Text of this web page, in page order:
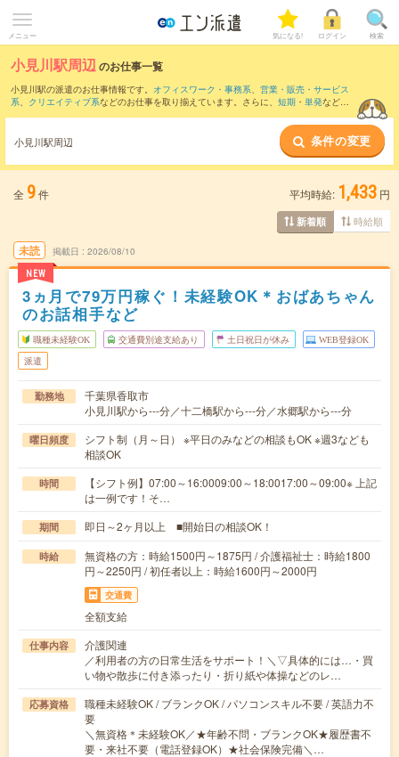
メニュー 気になる! ログイン 検索
小見川駅周辺のお仕事一覧
小見川駅の派遣のお仕事情報です。 オフィスワーク・事務系、 営業・販売・サービス
系、 クリエイティブ系などのお仕事を取り揃えています。さらに、 短期 ・ 単発などの
また、鹿島神宮駅
など近隣駅のお仕事もご
確認いただけます。
小見川駅周辺 条件の変更
全 9件 平均時給: 1,433 円
新着順 時給順
未読
NEW
掲載日 2026/08/10
3ヵ月で79万円稼ぐ！未経験OK＊おばあちゃん
のお話相手など
職種未経験OK 交通費別途支給あり 土日祝日が休み WEB登録OK
派遣
勤務地
千葉県香取市
小見川駅から---分／十二橋駅から---分／水郷駅から---分
曜日頻度
シフト制（月～日） ※平日のみなどの相談もOK ※週3なども
相談OK
時間
【シフト例】07:00～16:0009:00～18:0017:00～09:00※ 上記
は一例です！そ…
期間 即日～2ヶ月以上 ■開始日の相談OK！
時給
無資格の方：時給1500円～1875円 / 介護福祉士：時給1800
円～2250円 / 初任者以上：時給1600円～2000円
交通費
全額支給
仕事内容
介護関連
／利用者の方の日常生活をサポート！＼▽具体的には…・買
い物や散歩に付き添ったり・折り紙や体操などのレ…
応募資格
職種未経験OK / ブランクOK / パソコンスキル不要 / 英語力不
要
＼無資格＊未経験OK／★年齢不問・ブランクOK★履歴書不
要・来社不要（電話登録OK）★社会保険完備＼…